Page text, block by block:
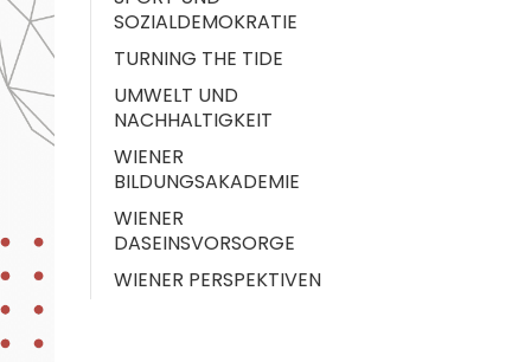
SOZIALDEMOKRATIE
TURNING THE TIDE
UMWELT UND
NACHHALTIGKEIT
WIENER
BILDUNGSAKADEMIE
WIENER
DASEINSVORSORGE
WIENER PERSPEKTIVEN